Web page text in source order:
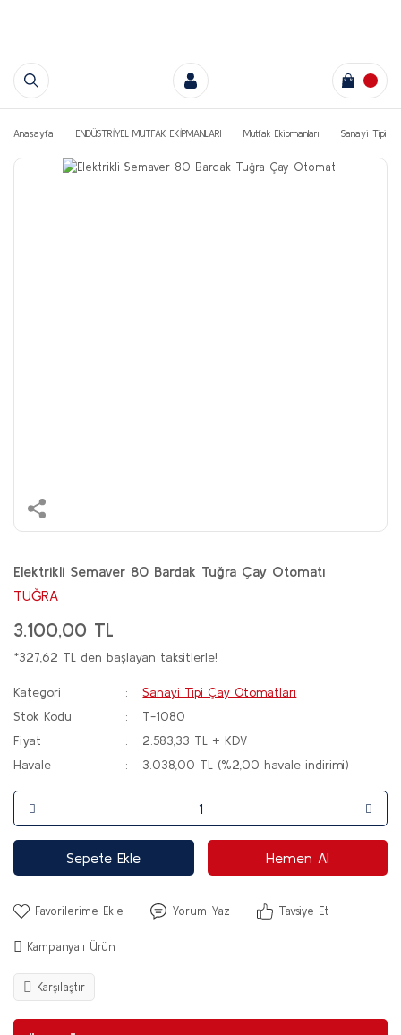
Anasayfa ENDÜSTRİYEL MUTFAK EKİPMANLARI Mutfak Ekipmanları Sanayi Tipi
Elektrikli Semaver 80 Bardak Tuğra Çay Otomatı
TUĞRA
3.100,00 TL
*327,62 TL den başlayan taksitlerle!
Kategori
Sanayi Tipi Çay Otomatları
Stok Kodu
T-1080
Fiyat
2.583,33 TL + KDV
Havale
3.038,00 TL (%2,00 havale indirimi)
Sepete Ekle Hemen Al
Yorum Yaz Tavsiye Et
Kampanyalı Ürün
Karşılaştır